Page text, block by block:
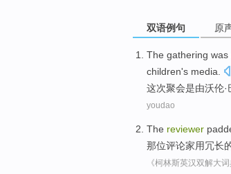
双语例句 原
The gathering was
children's media
这次聚会是由沃伦
youdao
The reviewer
那位评论家用冗长
《柯林斯英汉双解大词